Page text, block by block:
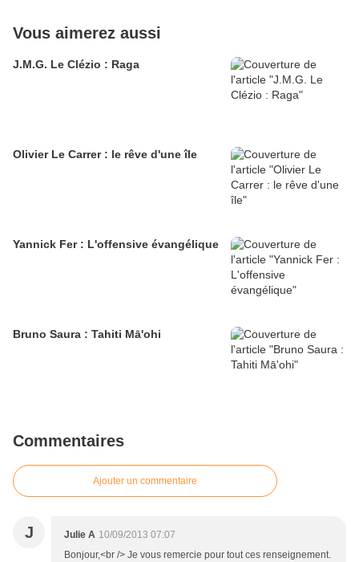
Vous aimerez aussi
J.M.G. Le Clézio : Raga
Olivier Le Carrer : le rêve d'une île
Yannick Fer : L'offensive évangélique
Bruno Saura : Tahiti Mā'ohi
Commentaires
Ajouter un commentaire
J Julie A 10/09/2013 07:07
Bonjour,<br /> Je vous remercie pour tout ces renseignement.